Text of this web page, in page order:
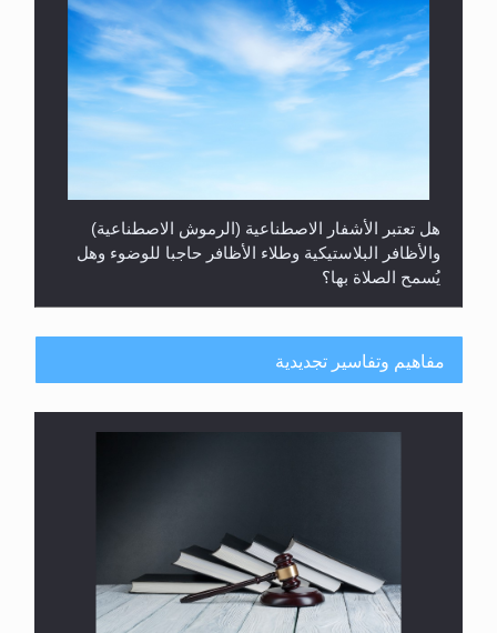
هل تعتبر الأشفار الاصطناعية (الرموش الاصطناعية)
والأظافر البلاستيكية وطلاء الأظافر حاجبا للوضوء وهل
يُسمح الصلاة بها؟
هل يُحسب حول الزكاة وفق السنة الميلادية أو الهجرية؟
مفاهيم وتفاسير تجديدية